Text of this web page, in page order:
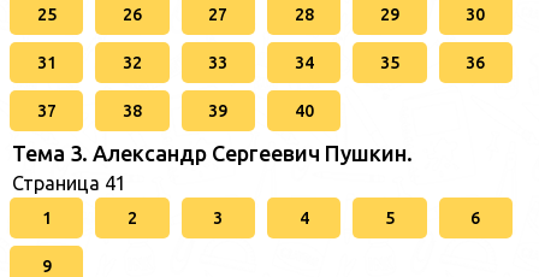
25 26 27 28 29 30
31 32 33 34 35 36
37 38 39 40
Тема 3. Александр Сергеевич Пушкин.
Страница 41
1 2 3 4 5 6
9